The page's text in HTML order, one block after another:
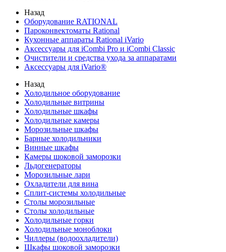
Назад
Оборудование RATIONAL
Пароконвектоматы Rational
Кухонные аппараты Rational iVario
Аксессуары для iCombi Pro и iCombi Classic
Очистители и средства ухода за аппаратами
Аксессуары для iVario®
Назад
Холодильное оборудование
Холодильные витрины
Холодильные шкафы
Холодильные камеры
Морозильные шкафы
Барные холодильники
Винные шкафы
Камеры шоковой заморозки
Льдогенераторы
Морозильные лари
Охладители для вина
Сплит-системы холодильные
Столы морозильные
Столы холодильные
Холодильные горки
Холодильные моноблоки
Чиллеры (водоохладители)
Шкафы шоковой заморозки